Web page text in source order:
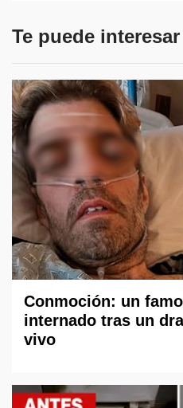
Te puede interesar
Conmoción: un
internado tras un
vivo